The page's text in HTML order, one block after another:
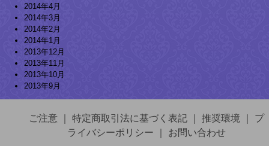
2014年4月
2014年3月
2014年2月
2014年1月
2013年12月
2013年11月
2013年10月
2013年9月
ご注意 特定商取引法に基づく表記 推奨環境
プ
ライバシーポリシー
お問い合わせ